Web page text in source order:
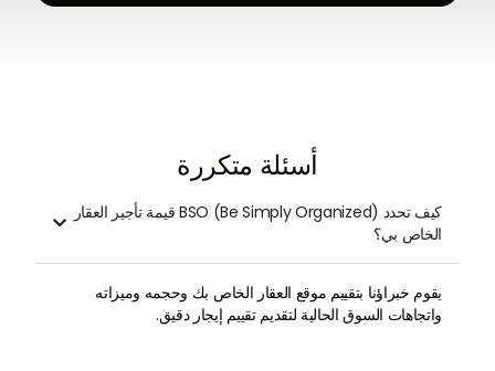
أسئلة متكررة
كيف تحدد BSO (Be Simply Organized) قيمة تأجير العقار
الخاص بي؟

يقوم خبراؤنا بتقييم موقع العقار الخاص بك وحجمه وميزاته
واتجاهات السوق الحالية لتقديم تقييم إيجار دقيق.